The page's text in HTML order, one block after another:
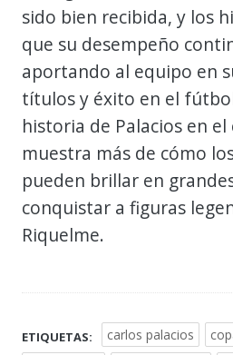
sido bien recibida, y los
que su desempeño
aportando al equipo en
títulos y éxito en el
historia de Palacios en el
muestra más de cómo
pueden brillar en
conquistar a figuras
Riquelme.
ETIQUETAS: carlos palacios